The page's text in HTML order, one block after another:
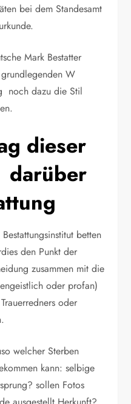
bei dem Standesamt
Mark Bestatter
W
noch dazu die Stil
dieser
darüber
betten
den Punkt der
zusammen mit die
oder profan)
oder
welcher Sterben
kann: selbige
sollen Fotos